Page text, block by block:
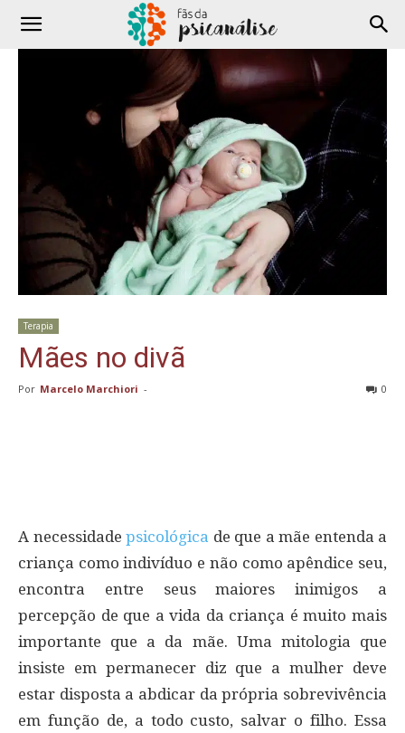
Terapia
Mães no divã
Por Marcelo Marchiori - 0
A necessidade psicológica de que a mãe entenda a
criança como indivíduo e não como apêndice seu,
encontra entre seus maiores inimigos a
percepção de que a vida da criança é muito mais
importante que a da mãe. Uma mitologia que
insiste em permanecer diz que a mulher deve
estar disposta a abdicar da própria sobrevivência
em função de, a todo custo, salvar o filho. Essa